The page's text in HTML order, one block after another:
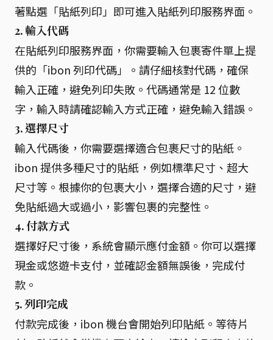
著點選「貼紙列印」即可進入貼紙列印服務界面。
2. 輸入代碼
在貼紙列印服務界面，你需要輸入包裹寄件單上提
供的「ibon 列印代碼」。請仔細核對代碼，確保
輸入正確，避免列印失敗。代碼通常是 12 位數
字，輸入時請確認輸入方式正確，避免輸入錯誤。
3. 選擇尺寸
輸入代碼後，你需要選擇適合包裹尺寸的貼紙。
ibon 提供多種尺寸的貼紙，例如標準尺寸、超大
尺寸等。根據你的包裹大小，選擇合適的尺寸，避
免貼紙過大或過小，影響包裹的完整性。
4. 付款方式
選擇好尺寸後，系統會顯示應付金額。你可以選擇
現金或悠遊卡支付，並確認金額無誤後，完成付
款。
5. 列印完成
付款完成後，ibon 機台會開始列印貼紙。等待片